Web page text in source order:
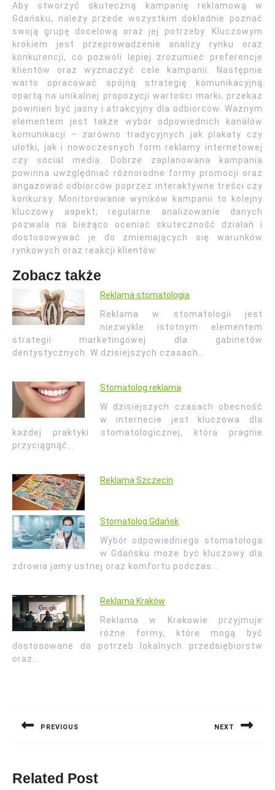
Aby stworzyć skuteczną kampanię reklamową w
Gdańsku, należy przede wszystkim dokładnie poznać
swoją grupę docelową oraz jej potrzeby. Kluczowym
krokiem jest przeprowadzenie analizy rynku oraz
konkurencji, co pozwoli lepiej zrozumieć preferencje
klientów oraz wyznaczyć cele kampanii. Następnie
warto opracować spójną strategię komunikacyjną
opartą na unikalnej propozycji wartości marki; przekaz
powinien być jasny i atrakcyjny dla odbiorców. Ważnym
elementem jest także wybór odpowiednich kanałów
komunikacji – zarówno tradycyjnych jak plakaty czy
ulotki, jak i nowoczesnych form reklamy internetowej
czy social media. Dobrze zaplanowana kampania
powinna uwzględniać różnorodne formy promocji oraz
angażować odbiorców poprzez interaktywne treści czy
konkursy. Monitorowanie wyników kampanii to kolejny
kluczowy aspekt; regularne analizowanie danych
pozwala na bieżąco oceniać skuteczność działań i
dostosowywać je do zmieniających się warunków
rynkowych oraz reakcji klientów.
Zobacz także
Reklama stomatologia
Reklama w stomatologii jest
niezwykle istotnym elementem
strategii marketingowej dla gabinetów
dentystycznych. W dzisiejszych czasach…
Stomatolog reklama
W dzisiejszych czasach obecność
w internecie jest kluczowa dla
każdej praktyki stomatologicznej, która pragnie
przyciągnąć…
Reklama Szczecin
Stomatolog Gdańsk
Wybór odpowiedniego stomatologa
w Gdańsku może być kluczowy dla
zdrowia jamy ustnej oraz komfortu podczas…
Reklama Kraków
Reklama w Krakowie przyjmuje
różne formy, które mogą być
dostosowane do potrzeb lokalnych przedsiębiorstw
oraz…
PREVIOUS NEXT
Related Post